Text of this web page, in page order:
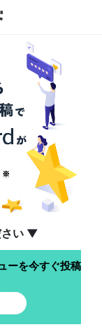
さい ▼
ーを今すぐ投稿